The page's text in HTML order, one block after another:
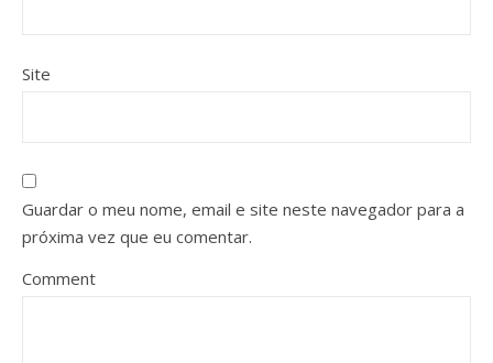
Site
Guardar o meu nome, email e site neste navegador para a
próxima vez que eu comentar.
Comment